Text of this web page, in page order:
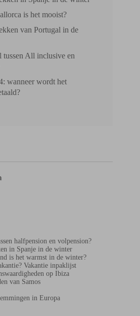
is het mooist?
van Portugal in de
tussen All inclusive en
wanneer wordt het
halfpension en volpension?
in Spanje in de winter
is het warmst in de winter?
Vakantie inpaklijst
op Ibiza
van Samos
in Europa